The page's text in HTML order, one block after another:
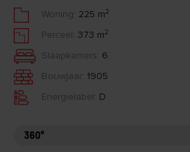
Woning: 225 m 2
Perceel: 373 m 2
Slaapkamers: 6
Bouwjaar: 1905
Energielabel: D
360°